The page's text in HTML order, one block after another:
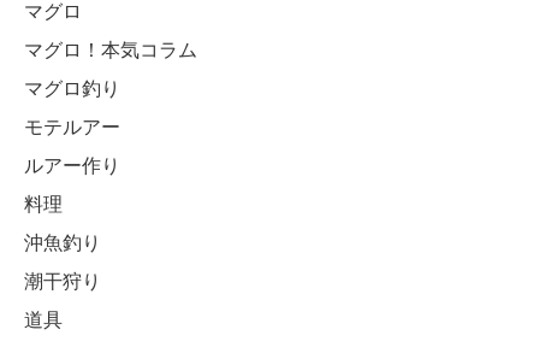
マグロ
マグロ！本気コラム
マグロ釣り
モテルアー
ルアー作り
料理
沖魚釣り
潮干狩り
道具